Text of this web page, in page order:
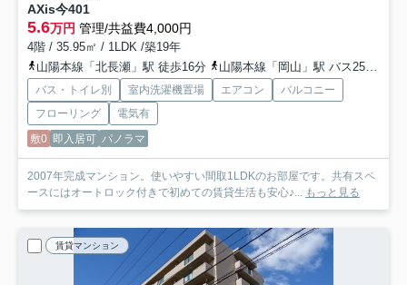
AXis今401
5.6万円 管理/共益費4,000円
4階 / 35.95㎡ / 1LDK /築19年
山陽本線「北長瀬」駅 徒歩16分
山陽本線「岡山」駅 バス25分 岡電バス「今七丁目」 停歩4分
バス・トイレ別 室内洗濯機置場 エアコン
バルコニー
フローリング
電気有
敷0 即入居可 パノラマ
2007年完成マンション。使いやすい間取1LDKのお部屋です。共有スペ
ースにはオートロック付きで初めての賃貸生活も安心♪... もっと見る
賃貸マンション